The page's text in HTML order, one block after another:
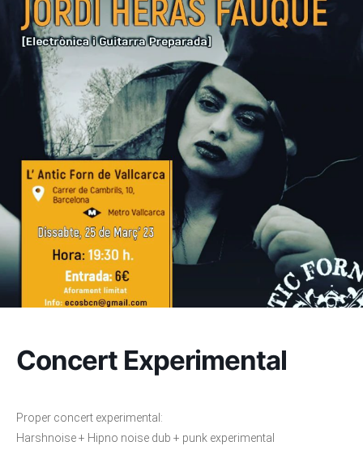
Concert Experimental
Proper concert experimental:
Harshnoise + Hipno noise dub + punk experimental